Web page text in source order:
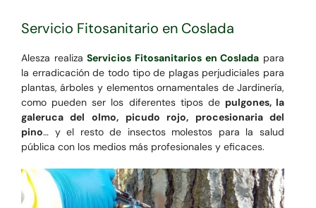
Servicio Fitosanitario en Coslada
Alesza realizaServicios Fitosanitarios en Coslada para
la erradicación de todo tipo de plagas perjudiciales para
plantas, árboles y elementos ornamentales de Jardinería,
como pueden ser los diferentes tipos de pulgones, la
galeruca del olmo, picudo rojo, procesionaria del
pino… y el resto de insectos molestos para la salud
pública con los medios más profesionales y eficaces.